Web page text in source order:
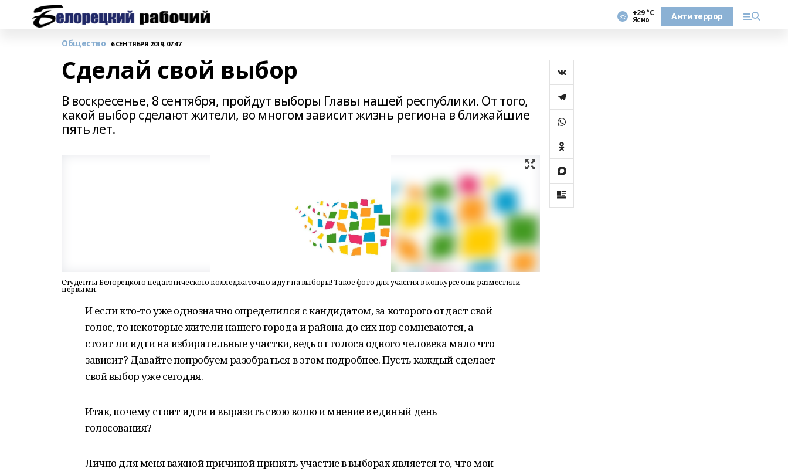
+29 °С
Ясно Антитеррор
Общество 6 СЕНТЯБРЯ 2019, 07:47
Сделай свой выбор
В воскресенье, 8 сентября, пройдут выборы Главы нашей республики. От того,
какой выбор сделают жители, во многом зависит жизнь региона в ближайшие
пять лет.
Студенты Белорецкого педагогического колледжа точно идут на выборы! Такое фото для участия в конкурсе они разместили
первыми.
И если кто-то уже однозначно определился с кандидатом, за которого отдаст свой
голос, то некоторые жители нашего города и района до сих пор сомневаются, а
стоит ли идти на избирательные участки, ведь от голоса одного человека мало что
зависит? Давайте попробуем разобраться в этом подробнее. Пусть каждый сделает
свой выбор уже сегодня.
Итак, почему стоит идти и выразить свою волю и мнение в единый день
голосования?
Лично для меня важной причиной принять участие в выборах является то, что мои